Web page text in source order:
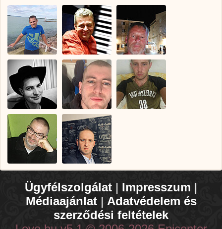
Ügyfélszolgálat | Impresszum |
Médiaajánlat| Adatvédelem és
szerződési feltételek